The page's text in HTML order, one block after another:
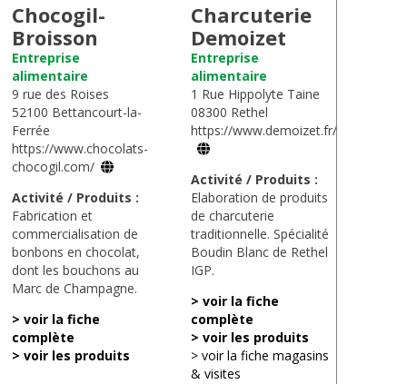
Chocogil-
Broisson
Entreprise
alimentaire
9 rue des Roises
52100 Bettancourt-la-
Ferrée
https://www.chocolats-
chocogil.com/
Activité / Produits :
Fabrication et
commercialisation de
bonbons en chocolat,
dont les bouchons au
Marc de Champagne.
> voir la fiche
complète
> voir les produits
Charcuterie
Demoizet
Entreprise
alimentaire
1 Rue Hippolyte Taine
08300 Rethel
https://www.demoizet.fr/
Activité / Produits :
Elaboration de produits
de charcuterie
traditionnelle. Spécialité
Boudin Blanc de Rethel
IGP.
> voir la fiche
complète
> voir les produits
> voir la fiche magasins
& visites